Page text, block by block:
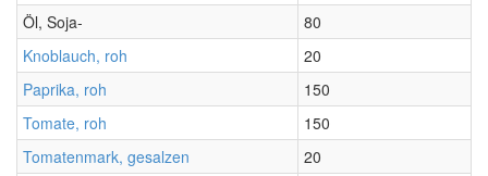
Öl, Soja-
80
Knoblauch, roh
20
Paprika, roh
150
Tomate, roh
150
Tomatenmark, gesalzen
20